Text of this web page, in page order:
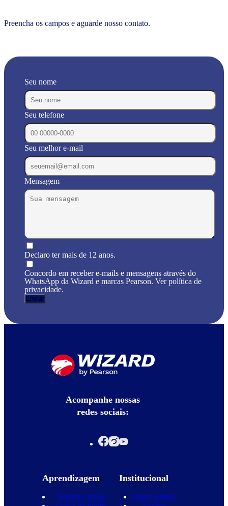
Preencha os campos e aguarde nosso contato.
Seu nome
Seu telefone
Seu melhor e-mail
Mensagem
Declaro ter mais de 12 anos.
Concordo em receber e-mails e mensagens através do
WhatsApp da Wizard e marcas Pearson. Ver política de
privacidade.
Acompanhe nossas
redes sociais:
Aprendizagem
Nossos Cursos
Institucional
Quem Somos